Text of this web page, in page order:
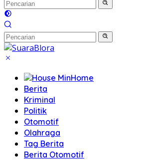
Home
Berita
Kriminal
Politik
Otomotif
Olahraga
Tag Berita
Berita Otomotif